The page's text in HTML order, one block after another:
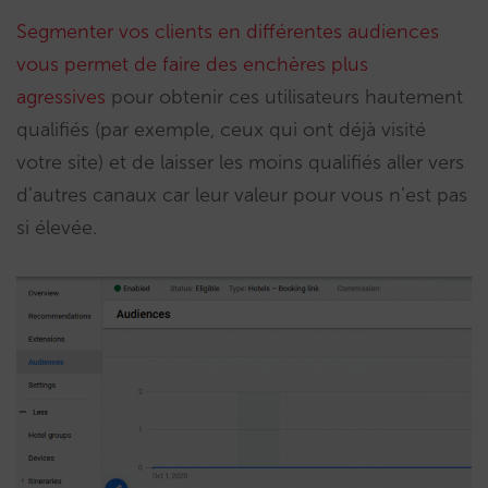
Segmenter vos clients en différentes audiences
vous permet de faire des enchères plus
agressives pour obtenir ces utilisateurs hautement
qualifiés (par exemple, ceux qui ont déjà visité
votre site) et de laisser les moins qualifiés aller vers
d’autres canaux car leur valeur pour vous n’est pas
si élevée.